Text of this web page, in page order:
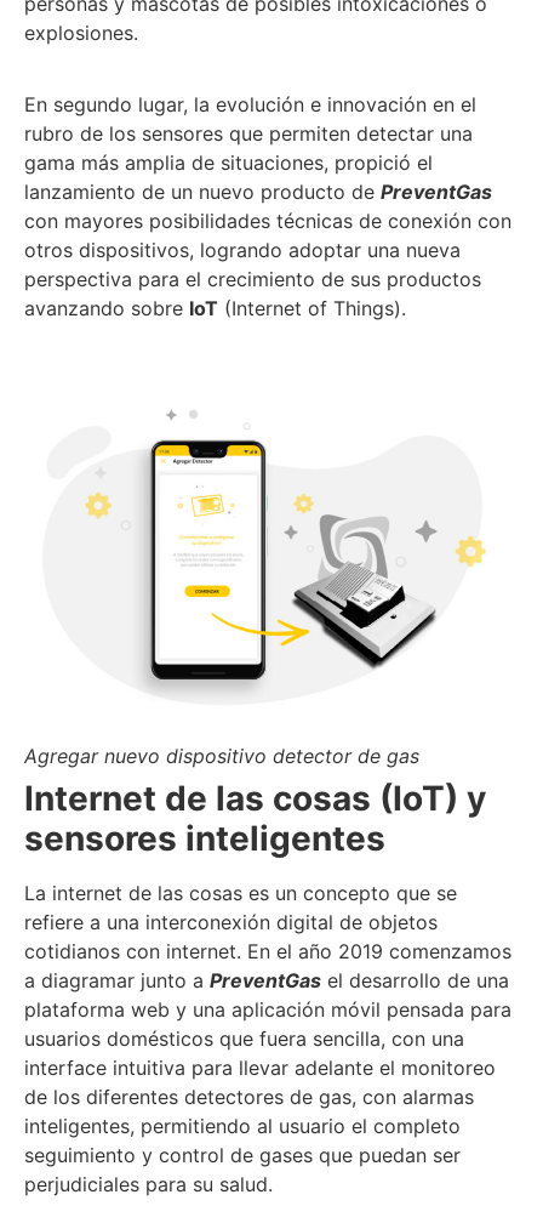
explosiones.
En segundo lugar, la evolución e innovación en el
rubro de los sensores que permiten detectar una
gama más amplia de situaciones, propició el
lanzamiento de un nuevo producto de PreventGas
con mayores posibilidades técnicas de conexión con
otros dispositivos, logrando adoptar una nueva
perspectiva para el crecimiento de sus productos
avanzando sobre IoT (Internet of Things).
Agregar nuevo dispositivo detector de gas
Internet de las cosas (IoT) y
sensores inteligentes
La internet de las cosas​ es un concepto que se
refiere a una interconexión digital de objetos
cotidianos con internet. En el año 2019 comenzamos
a diagramar junto a PreventGas el desarrollo de una
plataforma web y una aplicación móvil pensada para
usuarios domésticos que fuera sencilla, con una
interface intuitiva para llevar adelante el monitoreo
de los diferentes detectores de gas, con alarmas
inteligentes, permitiendo al usuario el completo
seguimiento y control de gases que puedan ser
perjudiciales para su salud.